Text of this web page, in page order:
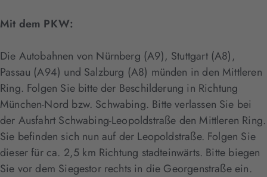
Mit dem PKW:
Die Autobahnen von Nürnberg (A9), Stuttgart (A8),
Passau (A94) und Salzburg (A8) münden in den Mittleren
Ring. Folgen Sie bitte der Beschilderung in Richtung
München-Nord bzw. Schwabing. Bitte verlassen Sie bei
der Ausfahrt Schwabing-Leopoldstraße den Mittleren Ring.
Sie befinden sich nun auf der Leopoldstraße. Folgen Sie
dieser für ca. 2,5 km Richtung stadteinwärts. Bitte biegen
Sie vor dem Siegestor rechts in die Georgenstraße ein.